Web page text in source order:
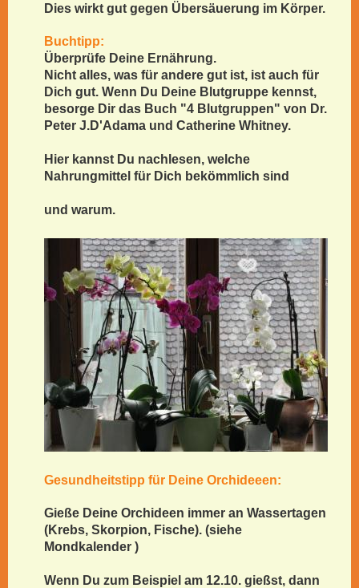
Dies wirkt gut gegen Übersäuerung im Körper.
Buchtipp:
Überprüfe Deine Ernährung.
Nicht alles, was für andere gut ist, ist auch für
Dich gut. Wenn Du Deine Blutgruppe kennst,
besorge Dir das Buch "4 Blutgruppen" von Dr.
Peter J.D'Adama und Catherine Whitney.
Hier kannst Du nachlesen, welche
Nahrungmittel für Dich bekömmlich sind
und warum.
Gesundheitstipp für Deine Orchideeen:
Gieße Deine Orchideen immer an Wassertagen
(Krebs, Skorpion, Fische). (siehe
Mondkalender )
Wenn Du zum Beispiel am 12.10. gießst, dann